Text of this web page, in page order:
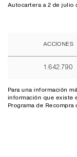
Autocartera a 2 de julio
ACCIONES
1.642.790
Para una información
información que existe
Programa de Recompra